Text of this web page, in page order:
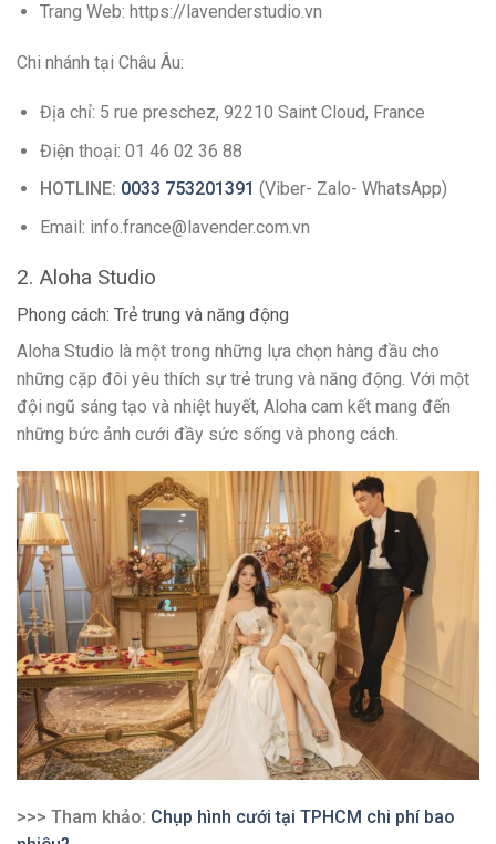
Trang Web: https://lavenderstudio.vn
Chi nhánh tại Châu Âu:
Địa chỉ: 5 rue preschez, 92210 Saint Cloud, France
Điện thoại: 01 46 02 36 88
HOTLINE: 0033 753201391 (Viber- Zalo- WhatsApp)
Email: info.france@lavender.com.vn
2. Aloha Studio
Phong cách: Trẻ trung và năng động
Aloha Studio là một trong những lựa chọn hàng đầu cho
những cặp đôi yêu thích sự trẻ trung và năng động. Với một
đội ngũ sáng tạo và nhiệt huyết, Aloha cam kết mang đến
những bức ảnh cưới đầy sức sống và phong cách.
>>> Tham khảo: Chụp hình cưới tại TPHCM chi phí bao